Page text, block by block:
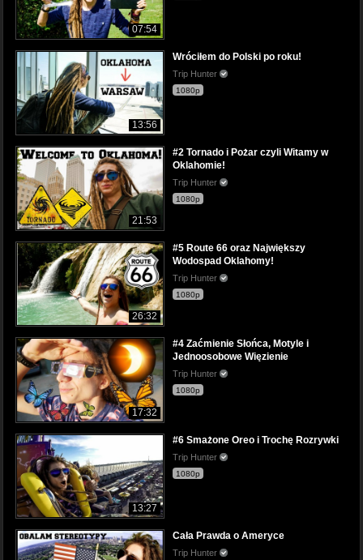
07:54
13:56
Wróciłem do Polski po roku!
Trip Hunter
1080p
21:53
#2 Tornado i Pożar czyli Witamy w
Oklahomie!
Trip Hunter
1080p
26:32
#5 Route 66 oraz Największy
Wodospad Oklahomy!
Trip Hunter
1080p
17:32
#4 Zaćmienie Słońca, Motyle i
Jednoosobowe Więzienie
Trip Hunter
1080p
13:27
#6 Smażone Oreo i Trochę Rozrywki
Trip Hunter
1080p
Cała Prawda o Ameryce
Trip Hunter